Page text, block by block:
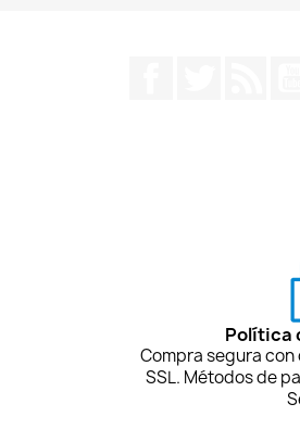
Política
Compra segura
SSL. Métodos de